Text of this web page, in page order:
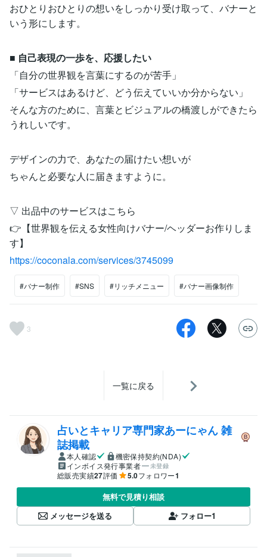
おひとりおひとりの想いをしっかり受け取って、バナーと
いう形にします。
■ 自己表現の一歩を、応援したい
「自分の世界観を言葉にするのが苦手」
「サービスはあるけど、どう伝えていいか分からない」
そんな方のために、言葉とビジュアルの橋渡しができたら
うれしいです。
デザインの力で、あなたの届けたい想いが
ちゃんと必要な人に届きますように。
▽ 出品中のサービスはこちら
👉【世界観を伝える女性向けバナー/ヘッダーお作りしま
す】
https://coconala.com/services/3745099
#バナー制作 #SNS #リッチメニュー #バナー画像制作
3
一覧に戻る
占いとキャリア専門家あーにゃん 雑
誌掲載
本人確認
機密保持契約(NDA)
インボイス発行事業者
未登録
総販売実績27評価 5.0フォロワー1
無料で見積り相談
メッセージを送る
フォロー1